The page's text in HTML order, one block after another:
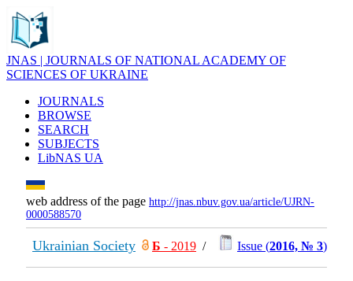
JNAS | JOURNALS OF NATIONAL ACADEMY OF
SCIENCES OF UKRAINE
JOURNALS
BROWSE
SEARCH
SUBJECTS
LibNAS UA
web address of the page http://jnas.nbuv.gov.ua/article/UJRN-
0000588570
Ukrainian Society Б - 2019 / Issue (2016, № 3)